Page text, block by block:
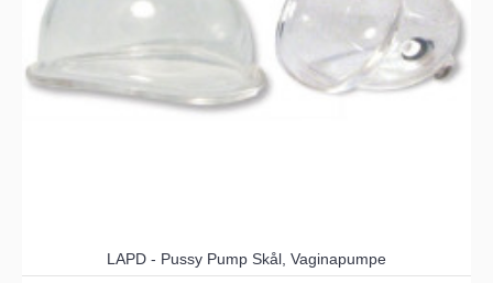
LAPD - Pussy Pump Skål, Vaginapumpe